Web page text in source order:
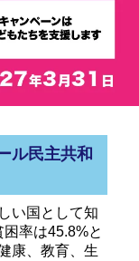
ル民主共和
い国として知
率は45.8%と
康、教育、生